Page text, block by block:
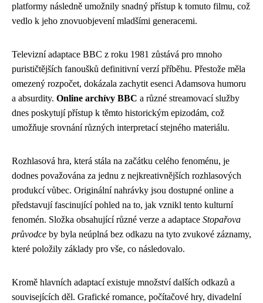
platformy následně umožnily snadný přístup k tomuto filmu, což
vedlo k jeho znovuobjevení mladšími generacemi.
Televizní adaptace BBC z roku 1981 zůstává pro mnoho
purističtějších fanoušků definitivní verzí příběhu. Přestože měla
omezený rozpočet, dokázala zachytit esenci Adamsova humoru
a absurdity. Online archívy BBC a různé streamovací služby
dnes poskytují přístup k těmto historickým epizodám, což
umožňuje srovnání různých interpretací stejného materiálu.
Rozhlasová hra, která stála na začátku celého fenoménu, je
dodnes považována za jednu z nejkreativnějších rozhlasových
produkcí vůbec. Originální nahrávky jsou dostupné online a
představují fascinující pohled na to, jak vznikl tento kulturní
fenomén. Složka obsahující různé verze a adaptace Stopařova
průvodce by byla neúplná bez odkazu na tyto zvukové záznamy,
které položily základy pro vše, co následovalo.
Kromě hlavních adaptací existuje množství dalších odkazů a
souvisejících děl. Grafické romance, počítačové hry, divadelní